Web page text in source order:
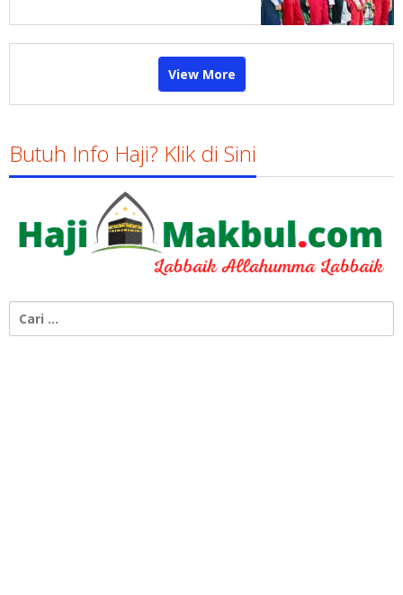
Bagian Success Story Perjalanan
Pamekasan
View More
Butuh Info Haji? Klik di Sini
untuk: